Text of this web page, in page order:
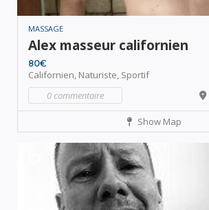
MASSAGE
Alex masseur californien
80€
Californien, Naturiste, Sportif
0 commentaire
Show Map